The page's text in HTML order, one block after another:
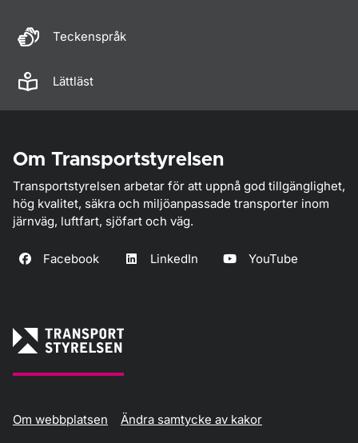
Teckenspråk
Lättläst
Om Transportstyrelsen
Transportstyrelsen arbetar för att uppnå god tillgänglighet,
hög kvalitet, säkra och miljöanpassade transporter inom
järnväg, luftfart, sjöfart och väg.
Facebook LinkedIn YouTube
Om webbplatsen Ändra samtycke av kakor